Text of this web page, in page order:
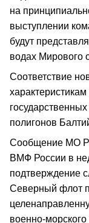
на
выступлении
будут
водах Мирового
Соответствие
полигонов
Сообщение МО
ВМФ России в
подтверждение
Северный флот
военно-